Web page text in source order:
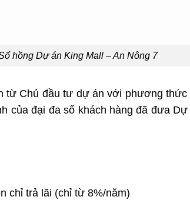
hồng Dự án King Mall – An Nông 7
từ Chủ đầu tư dự án với phương
của đại đa số khách hàng đã đưa Dự
chỉ trả lãi (chỉ từ 8%/năm)